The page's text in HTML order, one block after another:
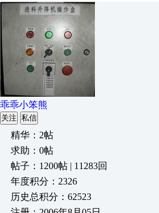
乖乖小笨熊
关注 私信
精华：2帖
求助：0帖
帖子：1200帖 | 11283回
年度积分：2326
历史总积分：62523